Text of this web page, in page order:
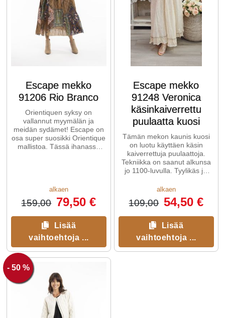
Escape mekko
91206 Rio Branco
Orientiquen syksy on
vallannut myymälän ja
meidän sydämet! Escape on
osa super suosikki Orientique
mallistoa. Tässä ihanassa
alkaen
159,00 79,50 €
Lisää
vaihtoehtoja ...
Escape mekko
91248 Veronica
käsinkaiverrettu
puulaatta kuosi
Tämän mekon kaunis kuosi
on luotu käyttäen käsin
kaiverrettuja puulaattoja.
Tekniikka on saanut alkunsa
jo 1100-luvulla. Tyylikäs ja
alkaen
109,00 54,50 €
Lisää
vaihtoehtoja ...
- 50 %